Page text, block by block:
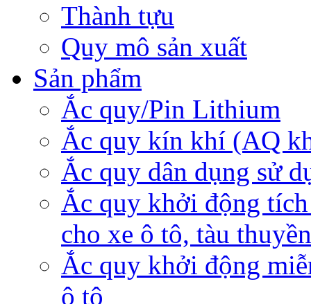
Thành tựu
Quy mô sản xuất
Sản phẩm
Ắc quy/Pin Lithium
Ắc quy kín khí (AQ
Ắc quy dân dụng sử
Ắc quy khởi động
cho xe ô tô, tàu thuyền
Ắc quy khởi động
ô tô